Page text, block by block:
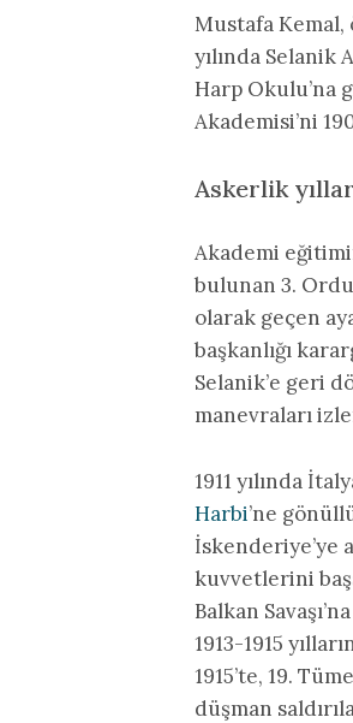
Mustafa Kemal,
yılında Selanik
Harp Okulu’na
Akademisi’ni
Askerlik
Akademi
bulunan 3.
olarak geçen
başkanlığı
Selanik’e geri
manevraları
1911 yılında
Harbi’ne
İskenderiye’ye
kuvvetlerini
Balkan
1913-1915
1915’te, 19.
düşman